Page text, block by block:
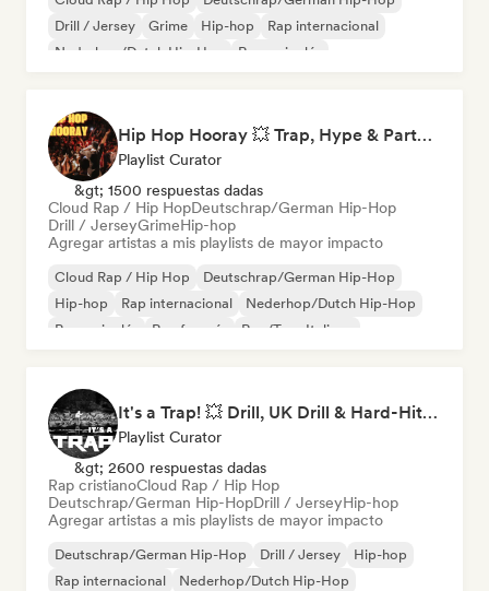
Drill / Jersey
Grime Hip-hop
Rap internacional
Nederhop/Dutch Hip-Hop
Rap en inglés
Hip Hop Hooray 💥 Trap, Hype & Party Rap Bangers
Playlist Curator
&gt; 1500 respuestas dadas
Cloud Rap / Hip HopDeutschrap/German Hip-Hop
Drill / JerseyGrimeHip-hop
Agregar artistas a mis playlists de mayor impacto
Cloud Rap / Hip Hop
Deutschrap/German Hip-Hop
Hip-hop
Rap internacional
Nederhop/Dutch Hip-Hop
Rap en inglés
Rap francés Rap/Trap Italiano
It's a Trap! 💥 Drill, UK Drill & Hard-Hitting Trap
Playlist Curator
&gt; 2600 respuestas dadas
Rap cristianoCloud Rap / Hip Hop
Deutschrap/German Hip-HopDrill / JerseyHip-hop
Agregar artistas a mis playlists de mayor impacto
Deutschrap/German Hip-Hop Drill / Jersey
Hip-hop
Rap internacional
Nederhop/Dutch Hip-Hop